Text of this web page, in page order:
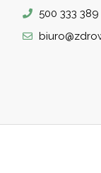
500 333 389